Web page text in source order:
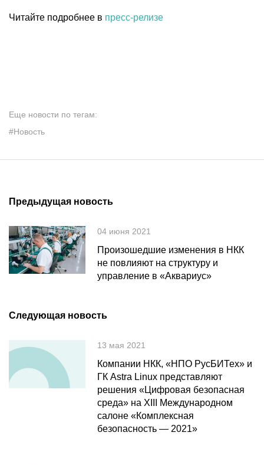
Читайте подробнее в пресс-релизе
Еще новости по тегам:
#Новость
Предыдущая новость
04 июня 2021
Произошедшие изменения в НКК
не повлияют на структуру и
управление в «Аквариус»
Следующая новость
13 мая 2021
Компании НКК, «НПО РусБИТех» и
ГК Astra Linux представляют
решения «Цифровая безопасная
среда» на XIII Международном
салоне «Комплексная
безопасность — 2021»